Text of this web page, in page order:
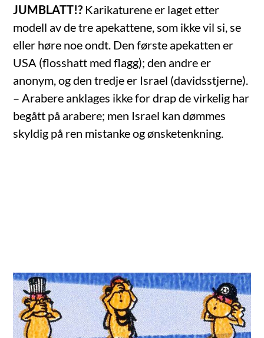
JUMBLATT!? Karikaturene er laget etter
modell av de tre apekattene, som ikke vil si, se
eller høre noe ondt. Den første apekatten er
USA (flosshatt med flagg); den andre er
anonym, og den tredje er Israel (davidsstjerne).
– Arabere anklages ikke for drap de virkelig har
begått på arabere; men Israel kan dømmes
skyldig på ren mistanke og ønsketenkning.